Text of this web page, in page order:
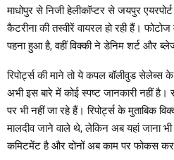
माधोपुर से निजी हेलीकॉप्टर से जयपुर
कैटरीना की तस्वीरें वायरल हो रही हैं।
पहना हुआ है, वहीं विक्की ने डेनिम शर्ट और
रिपोर्ट्स की माने तो ये कपल बॉलीवुड सेलेब्स
अभी इस बारे में कोई स्पष्ट जानकारी नहीं है।
पर भी नहीं जा रहे हैं। रिपोर्ट्स के मुताबिक
मालदीव जाने वाले थे, लेकिन अब यहां जाना
कमिटमेंट है और दोनों अब काम पर फोकस